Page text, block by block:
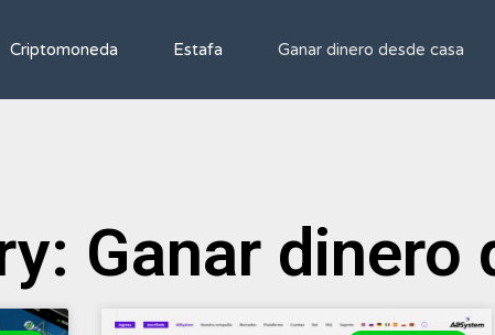
Criptomoneda Estafa Ganar dinero desde casa
Ganar dinero